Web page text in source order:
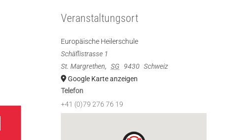
Veranstaltungsort
Europäische Heilerschule
Schäflistrasse 1
St. Margrethen, SG 9430 Schweiz
Google Karte anzeigen
Telefon
+41 (0)79 276 76 19